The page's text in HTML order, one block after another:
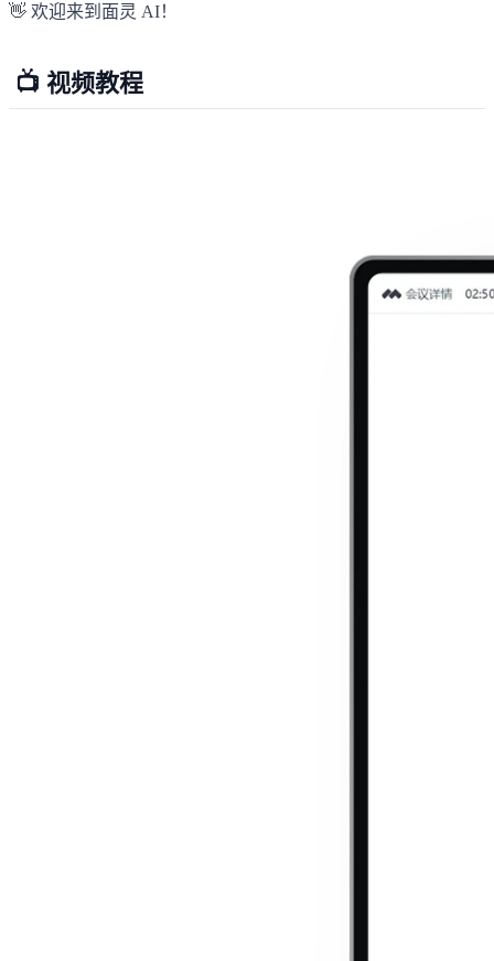
👋 欢迎来到面灵 AI！
📺 视频教程